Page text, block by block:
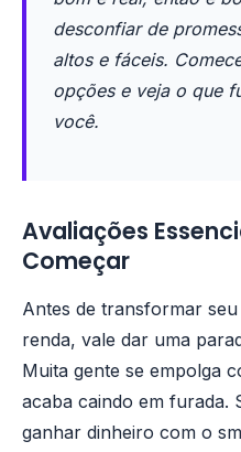
desconfiar de
altos e fáceis.
opções e veja o que
você.
Avaliações
Começar
Antes de transformar
renda, vale dar uma
Muita gente se empolga
acaba caindo em furada.
ganhar dinheiro com o